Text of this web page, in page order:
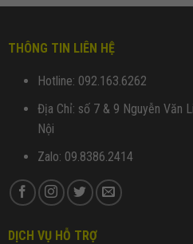
THÔNG TIN LIÊN HỆ
Hotline: 092.163.6262
Địa Chỉ: số 7 & 9 Nguyễn Văn
Nội
Zalo: 09.8386.2414
DỊCH VỤ HỖ TRỢ